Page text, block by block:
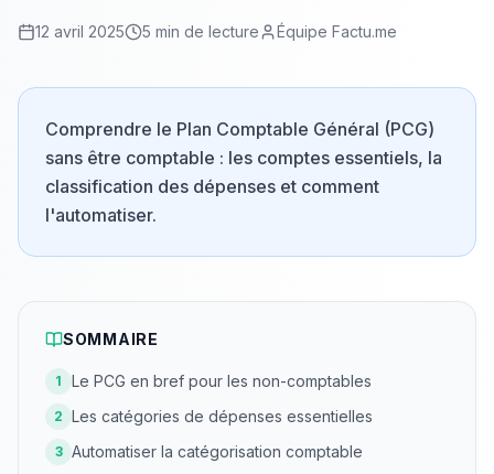
12 avril 2025 5 min de lecture Équipe Factu.me
Comprendre le Plan Comptable Général (PCG)
sans être comptable : les comptes essentiels, la
classification des dépenses et comment
l'automatiser.
SOMMAIRE
1 Le PCG en bref pour les non-comptables
2 Les catégories de dépenses essentielles
3 Automatiser la catégorisation comptable